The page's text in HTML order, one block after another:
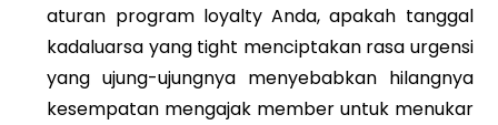
aturan program loyalty Anda, apakah tanggal
kadaluarsa yang tight menciptakan rasa urgensi
yang ujung-ujungnya menyebabkan hilangnya
kesempatan mengajak member untuk menukar